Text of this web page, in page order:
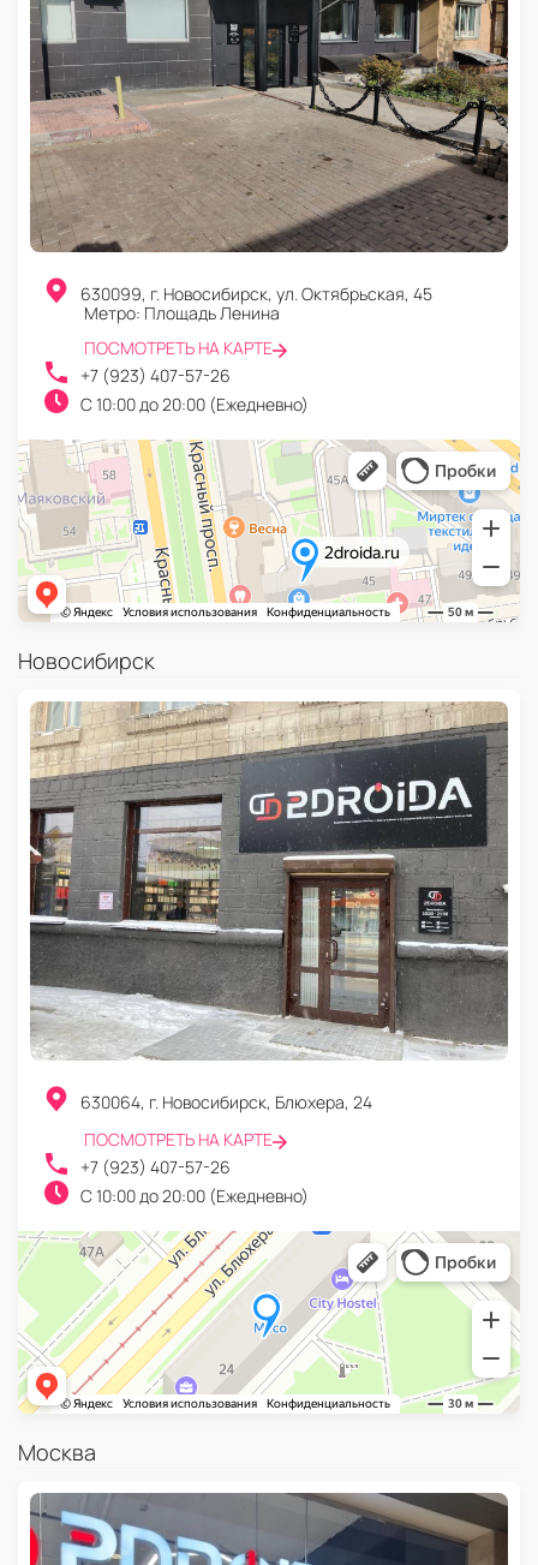
630099, г. Новосибирск, ул. Октябрьская, 45
Метро: Площадь Ленина
ПОСМОТРЕТЬ НА КАРТЕ
+7 (923) 407-57-26
C 10:00 до 20:00 (Ежедневно)
Новосибирск
630064, г. Новосибирск, Блюхера, 24
ПОСМОТРЕТЬ НА КАРТЕ
+7 (923) 407-57-26
C 10:00 до 20:00 (Ежедневно)
Москва